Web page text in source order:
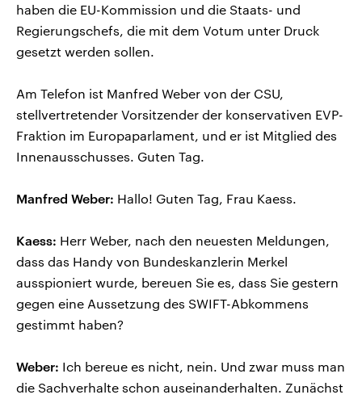
haben die EU-Kommission und die Staats- und
Regierungschefs, die mit dem Votum unter Druck
gesetzt werden sollen.
Am Telefon ist Manfred Weber von der CSU,
stellvertretender Vorsitzender der konservativen EVP-
Fraktion im Europaparlament, und er ist Mitglied des
Innenausschusses. Guten Tag.
Manfred Weber: Hallo! Guten Tag, Frau Kaess.
Kaess: Herr Weber, nach den neuesten Meldungen,
dass das Handy von Bundeskanzlerin Merkel
ausspioniert wurde, bereuen Sie es, dass Sie gestern
gegen eine Aussetzung des SWIFT-Abkommens
gestimmt haben?
Weber: Ich bereue es nicht, nein. Und zwar muss man
die Sachverhalte schon auseinanderhalten. Zunächst